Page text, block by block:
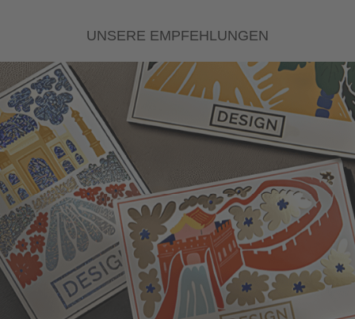
UNSERE EMPFEHLUNGEN